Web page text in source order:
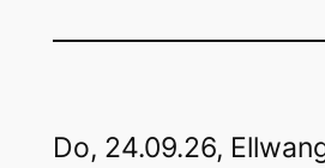
Do, 24.09.26,